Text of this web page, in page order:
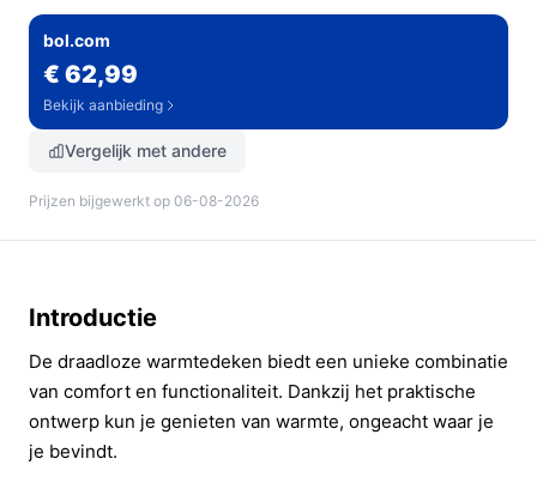
bol.com
€ 62,99
Bekijk aanbieding
Vergelijk met andere
Prijzen bijgewerkt op 06-08-2026
Introductie
De draadloze warmtedeken biedt een unieke combinatie
van comfort en functionaliteit. Dankzij het praktische
ontwerp kun je genieten van warmte, ongeacht waar je
je bevindt.